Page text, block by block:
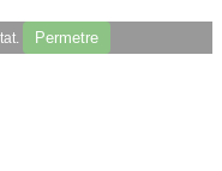
Permetre